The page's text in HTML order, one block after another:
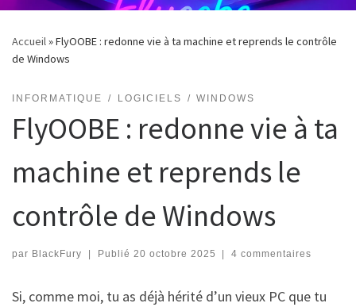
Accueil»FlyOOBE : redonne vie à ta machine et reprends le contrôle
de Windows
INFORMATIQUE LOGICIELS WINDOWS
FlyOOBE : redonne vie à ta
machine et reprends le
contrôle de Windows
par BlackFury | Publié 20 octobre 2025 | 4 commentaires
Si, comme moi, tu as déjà hérité d’un vieux PC que tu